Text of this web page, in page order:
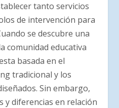
tanto servicios
de intervención para
se descubre una
comunidad educativa
basada en el
tradicional y los
Sin embargo,
y diferencias en relación